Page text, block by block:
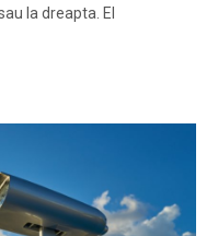
la dreapta. El